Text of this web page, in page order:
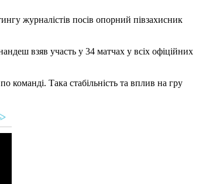
журналістів посів опорний півзахисник
взяв участь у 34 матчах у всіх офіційних
команді. Така стабільність та вплив на гру